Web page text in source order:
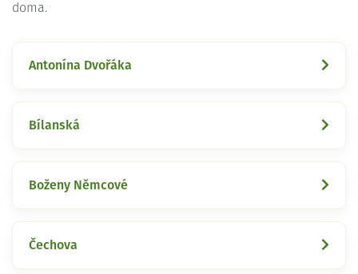
doma.
Antonína Dvořáka
Bílanská
Boženy Němcové
Čechova